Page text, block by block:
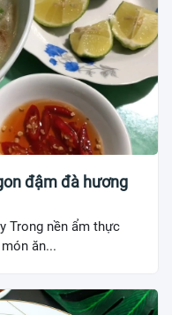
đậm đà hương
Trong nền ẩm thực
ăn...